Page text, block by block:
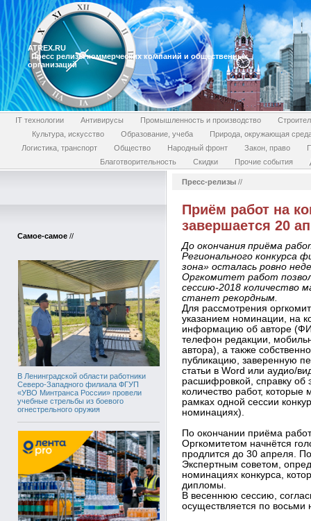
ATREX.RU
Пресс релизы коммерческих компаний и общественных
организаций
IT технологии Антивирусы Промышленность и производство
Культура, искусство
Образование, учеба
Природа, окружающая
Логистика, транспорт
Общество Народный фронт Закон, право
Благотворительность
Скидки Прочие события
Самое-самое //
В Ленинградской области работники
Северо-Западного филиала ФГУП
«УВО Минтранса России» провели
учебные стрельбы из боевого
огнестрельного оружия
Пресс-релизы //
Приём работ на
завершается 20
До окончания приёма
Регионального конкурса
зона» осталась ровно
Оргкомитет работ
сессию-2018 количество
станет рекордным.
Для рассмотрения
указанием номинации, на
информацию об авторе
телефон редакции,
автора), а также
публикацию, заверенную
статьи в Word или аудио/
расшифровкой, справку
количество работ,
рамках одной сессии
номинациях).
По окончании приёма
Оргкомитетом начнётся
продлится до 30 апреля.
Экспертным советом,
номинациях конкурса,
дипломы.
В весеннюю сессию,
осуществляется по